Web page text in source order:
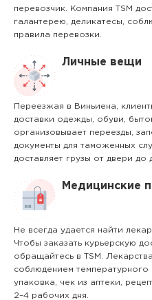
перевозчик. Компания TSM
галантерею, деликатесы,
правила перевозки.
Личные вещи
Переезжая в Виньиена,
доставки одежды, обуви,
организовывает переезды,
документы для таможенных
доставляет грузы от двери до
Медицинские
Не всегда удается найти
Чтобы заказать курьерскую
обращайтесь в TSM.
соблюдением температурного
упаковка, чек из аптеки,
2–4 рабочих дня.